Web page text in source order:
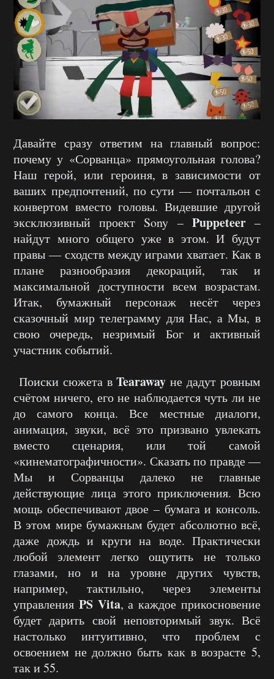
Давайте сразу ответим на главный вопрос:
почему у «Сорванца» прямоугольная голова?
Наш герой, или героиня, в зависимости от
ваших предпочтений, по сути — почтальон с
конвертом вместо головы. Видевшие другой
эксклюзивный проект Sony – Puppeteer–
найдут много общего уже в этом. И будут
правы — сходств между играми хватает. Как в
плане разнообразия декораций, так и
максимальной доступности всем возрастам.
Итак, бумажный персонаж несёт через
сказочный мир телеграмму для Нас, а Мы, в
свою очередь, незримый Бог и активный
участник событий.
Поиски сюжета вTearaway не дадут ровным
счётом ничего, его не наблюдается чуть ли не
до самого конца. Все местные диалоги,
анимация, звуки, всё это призвано увлекать
вместо сценария, или той самой
«кинематографичности». Сказать по правде —
Мы и Сорванцы далеко не главные
действующие лица этого приключения. Всю
мощь обеспечивают двое – бумага и консоль.
В этом мире бумажным будет абсолютно всё,
даже дождь и круги на воде. Практически
любой элемент легко ощутить не только
глазами, но и на уровне других чувств,
например, тактильно, через элементы
управления PS Vita, а каждое прикосновение
будет дарить свой неповторимый звук. Всё
настолько интуитивно, что проблем с
освоением не должно быть как в возрасте 5,
так и 55.